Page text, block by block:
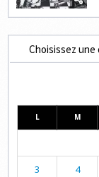
Choisissez
L M
3 4